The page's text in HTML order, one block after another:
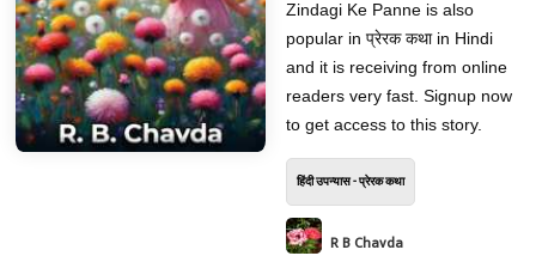
Zindagi Ke Panne is also
popular in प्रेरक कथा in Hindi
and it is receiving from online
readers very fast. Signup now
to get access to this story.
हिंदी उपन्यास - प्रेरक कथा
R B Chavda